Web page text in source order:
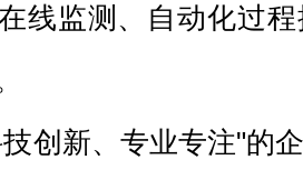
线监测、自动化过
创新、专业专注"的